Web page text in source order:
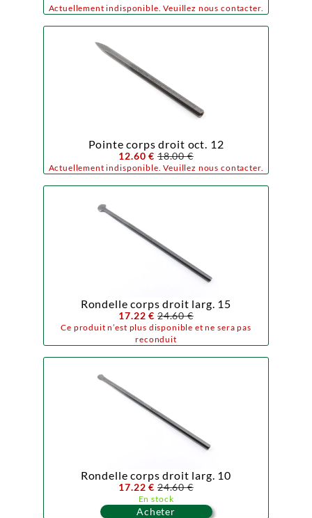
Actuellement indisponible. Veuillez nous contacter.
Pointe corps droit oct. 12
12.60 € 18.00 €
Actuellement indisponible. Veuillez nous contacter.
Rondelle corps droit larg. 15
17.22 € 24.60 €
Ce produit n’est plus disponible et ne sera pas
reconduit
Rondelle corps droit larg. 10
17.22 € 24.60 €
En stock
Acheter